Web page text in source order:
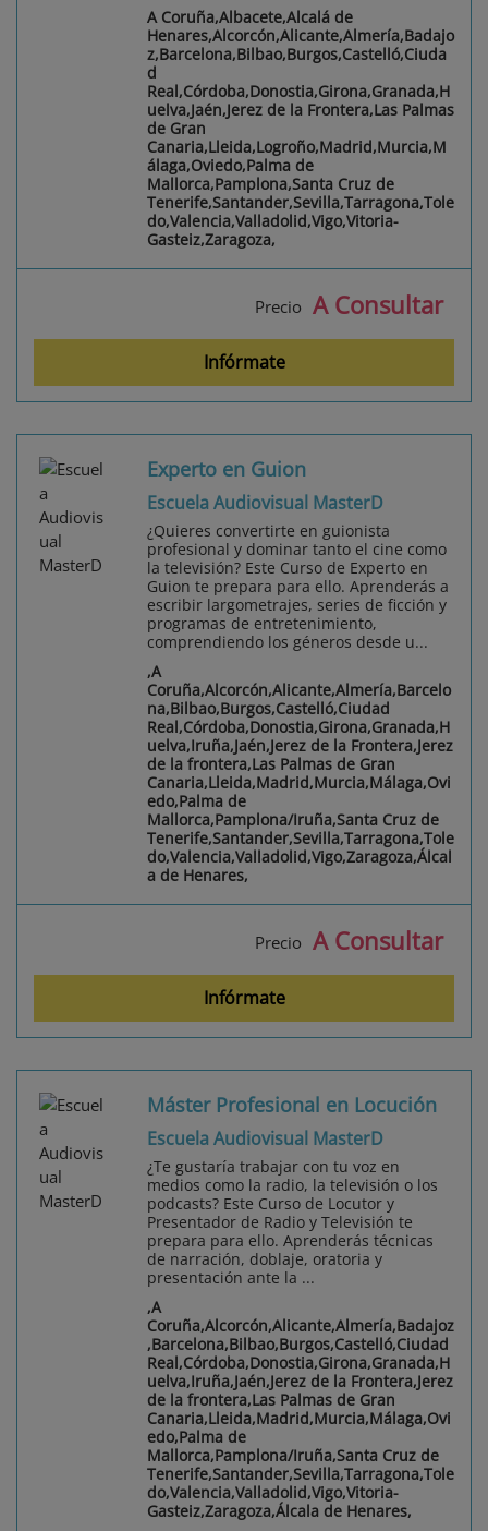
A Coruña,Albacete,Alcalá de
Henares,Alcorcón,Alicante,Almería,Badajo
z,Barcelona,Bilbao,Burgos,Castelló,Ciuda
d
Real,Córdoba,Donostia,Girona,Granada,H
uelva,Jaén,Jerez de la Frontera,Las Palmas
de Gran
Canaria,Lleida,Logroño,Madrid,Murcia,M
álaga,Oviedo,Palma de
Mallorca,Pamplona,Santa Cruz de
Tenerife,Santander,Sevilla,Tarragona,Tole
do,Valencia,Valladolid,Vigo,Vitoria-
Gasteiz,Zaragoza,
Precio A Consultar
Infórmate
Experto en Guion
Escuela Audiovisual MasterD
¿Quieres convertirte en guionista
profesional y dominar tanto el cine como
la televisión? Este Curso de Experto en
Guion te prepara para ello. Aprenderás a
escribir largometrajes, series de ficción y
programas de entretenimiento,
comprendiendo los géneros desde u...
,A
Coruña,Alcorcón,Alicante,Almería,Barcelo
na,Bilbao,Burgos,Castelló,Ciudad
Real,Córdoba,Donostia,Girona,Granada,H
uelva,Iruña,Jaén,Jerez de la Frontera,Jerez
de la frontera,Las Palmas de Gran
Canaria,Lleida,Madrid,Murcia,Málaga,Ovi
edo,Palma de
Mallorca,Pamplona/Iruña,Santa Cruz de
Tenerife,Santander,Sevilla,Tarragona,Tole
do,Valencia,Valladolid,Vigo,Zaragoza,Álcal
a de Henares,
Precio A Consultar
Infórmate
Máster Profesional en Locución
Escuela Audiovisual MasterD
¿Te gustaría trabajar con tu voz en
medios como la radio, la televisión o los
podcasts? Este Curso de Locutor y
Presentador de Radio y Televisión te
prepara para ello. Aprenderás técnicas
de narración, doblaje, oratoria y
presentación ante la ...
,A
Coruña,Alcorcón,Alicante,Almería,Badajoz
,Barcelona,Bilbao,Burgos,Castelló,Ciudad
Real,Córdoba,Donostia,Girona,Granada,H
uelva,Iruña,Jaén,Jerez de la Frontera,Jerez
de la frontera,Las Palmas de Gran
Canaria,Lleida,Madrid,Murcia,Málaga,Ovi
edo,Palma de
Mallorca,Pamplona/Iruña,Santa Cruz de
Tenerife,Santander,Sevilla,Tarragona,Tole
do,Valencia,Valladolid,Vigo,Vitoria-
Gasteiz,Zaragoza,Álcala de Henares,